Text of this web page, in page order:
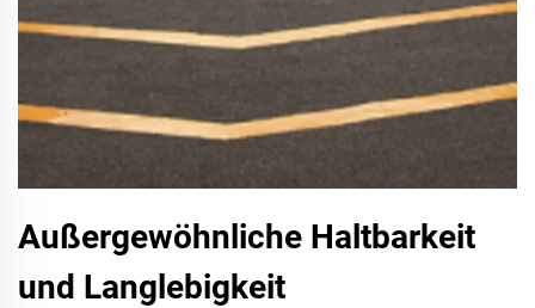
Außergewöhnliche Haltbarkeit
und Langlebigkeit